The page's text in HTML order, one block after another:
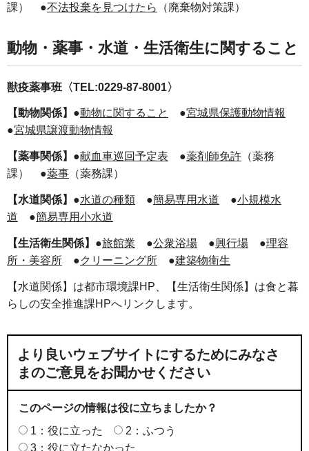
課） ●不法投棄を見つけたら （廃棄物対策課）
動物・薬事・水道・生活衛生に関すること
獣疫薬事班〈TEL:0229-87-8001〉
【動物関係】 ●動物に関すること ●宮城県保護動物情報
●宮城県譲渡動物情報
【薬事関係】 ●献血車巡回予定表 ●薬剤師免許 （薬務
課） ●薬事 （薬務課）
【水道関係】 ●水道の種類 ●簡易専用水道 ●小規模水
道 ●簡易専用小水道
【生活衛生関係】 ●旅館業 ●公衆浴場 ●興行場 ●理容
所・美容所 ●クリーニング所 ●建築物衛生
【水道関係】は都市環境課HP、【生活衛生関係】は食と暮
らしの安全推進課HPへリンクします。
より良いウェブサイトにするためにみなさ
まのご意見をお聞かせください
このページの情報は役に立ちましたか？
1：役に立った
2：ふつう
3：役に立たなかった